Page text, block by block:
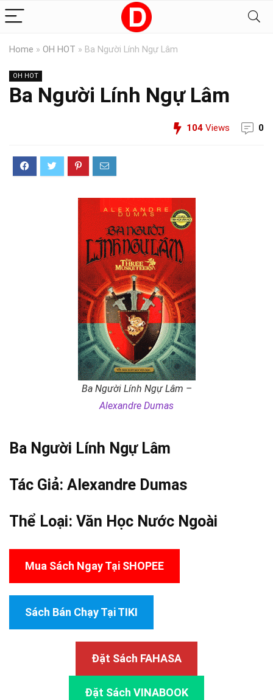
Home » OH HOT » Ba Người Lính Ngự Lâm
OH HOT
Ba Người Lính Ngự Lâm
104 Views 0
Ba Người Lính Ngự Lâm –
Alexandre Dumas
Ba Người Lính Ngự Lâm
Tác Giả: Alexandre Dumas
Thể Loại: Văn Học Nước Ngoài
Mua Sách Ngay Tại SHOPEE
Sách Bán Chạy Tại TIKI
Đặt Sách FAHASA
Đặt Sách VINABOOK